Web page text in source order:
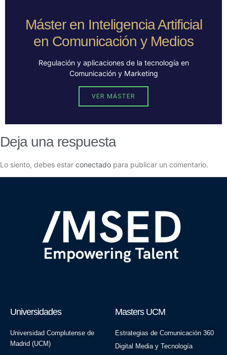
Máster en Inteligencia Artificial
en Comunicación y Medios
Regulación y aplicaciones de la tecnología en
Comunicación y Marketing
VER MÁSTER
Deja una respuesta
Lo siento, debes estar conectado para publicar un comentario.
Universidades
Universidad Complutense de
Madrid (UCM)
Masters UCM
Estrategias de Comunicación 360
Digital Media y Tecnología